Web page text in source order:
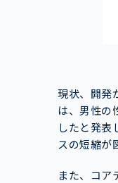
現状、開発
は、男性の
したと発表
スの短縮が
また、コア